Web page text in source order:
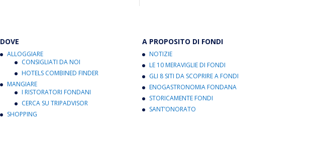
DOVE
ALLOGGIARE
CONSIGLIATI DA NOI
HOTELS COMBINED FINDER
MANGIARE
I RISTORATORI FONDANI
CERCA SU TRIPADVISOR
SHOPPING
A PROPOSITO DI FONDI
NOTIZIE
LE 10 MERAVIGLIE DI FONDI
GLI 8 SITI DA SCOPRIRE A FONDI
ENOGASTRONOMIA FONDANA
STORICAMENTE FONDI
SANT’ONORATO